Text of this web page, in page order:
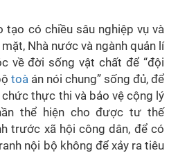
tạo có chiều sâu nghiệp vụ và
Nhà nước và ngành quản lí
về đời sống vật chất để “đội
toà án nói chung” sống đủ, để
thực thi và bảo vệ cộng lý
thể hiện cho được tư thế
trước xã hội công dân, để có
nội bộ không để xảy ra tiêu